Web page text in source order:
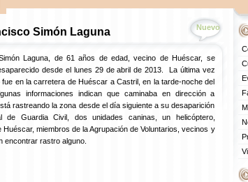
Simón Laguna Nuevo
Laguna, de 61 años de edad, vecino de Huéscar, se
desde el lunes 29 de abril de 2013. La última vez
fue en la carretera de Huéscar a Castril, en la tarde-noche del
informaciones indican que caminaba en dirección a
rastreando la zona desde el día siguiente a su desaparición
de Guardia Civil, dos unidades caninas, un helicóptero,
Huéscar, miembros de la Agrupación de Voluntarios, vecinos y
encontrar rastro alguno.